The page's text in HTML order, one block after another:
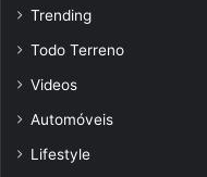
Trending
Todo Terreno
Videos
Automóveis
Lifestyle